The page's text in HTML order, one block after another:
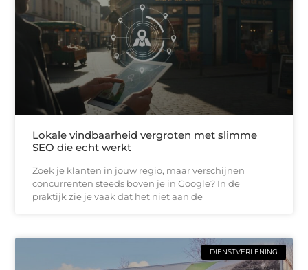
Lokale vindbaarheid vergroten met slimme
SEO die echt werkt
Zoek je klanten in jouw regio, maar verschijnen
concurrenten steeds boven je in Google? In de
praktijk zie je vaak dat het niet aan de
DIENSTVERLENING